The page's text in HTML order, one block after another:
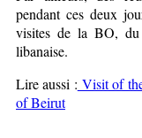
pendant ces deux
visites de la BO,
libanaise.
Lire aussi : Visit of
of Beirut